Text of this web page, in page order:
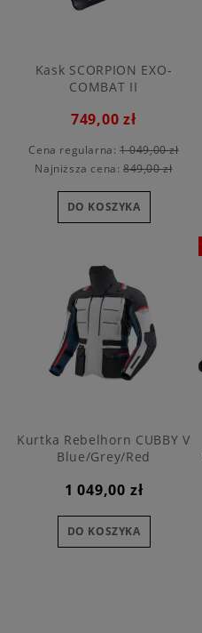
Kask SCORPION EXO-
COMBAT II
749,00 zł
Cena regularna: 1 049,00 zł
Najniższa cena:849,00 zł
DO KOSZYKA
Kurtka Rebelhorn CUBBY V
Blue/Grey/Red
1 049,00 zł
DO KOSZYKA